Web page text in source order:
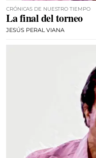
CRÓNICAS DE NUESTRO TIEMPO
La final del torneo
JESÚS PERAL VIANA